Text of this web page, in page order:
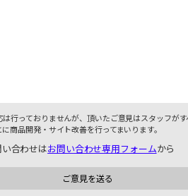
は行っておりませんが、頂いたご意見はスタッフが
商品開発・サイト改善を行ってまいります。
合わせはお問い合わせ専用フォームから